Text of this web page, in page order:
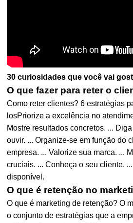
30 curiosidades que você vai
O que fazer para reter o
Como reter clientes? 6 estratégias
losPriorize a excelência no
Mostre resultados concretos. ...
ouvir. ... Organize-se em função do
empresa. ... Valorize sua marca. ...
cruciais. ... Conheça o seu cliente.
disponível.
O que é retenção no
O que é marketing de retenção? O
o conjunto de estratégias que a